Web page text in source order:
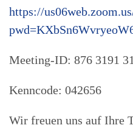
https://
Meeting-ID: 876 3191
Kenncode: 042656
Wir freuen uns auf Ihre